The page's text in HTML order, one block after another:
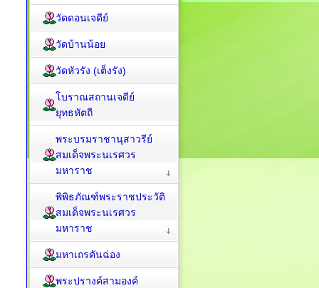
วัดดอนเจดีย์
วัดบ้านน้อย
วัดหัวรัง (เต็งรัง)
โบราณสถานเจดีย์
ยุทธหัตถี
พระบรมราชานุสาวรีย์
สมเด็จพระนเรศวร
มหาราช
พิพิธภัณฑ์พระราชประวัติ
สมเด็จพระนเรศวร
มหาราช
มหาเถรคันฉ่อง
พระปรางค์สามองค์